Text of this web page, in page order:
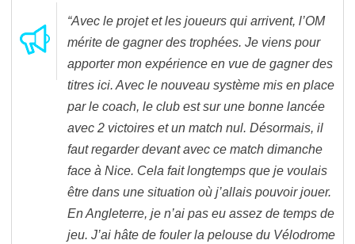
“Avec le projet et les joueurs qui arrivent, l’OM
mérite de gagner des trophées. Je viens pour
apporter mon expérience en vue de gagner des
titres ici. Avec le nouveau système mis en place
par le coach, le club est sur une bonne lancée
avec 2 victoires et un match nul. Désormais, il
faut regarder devant avec ce match dimanche
face à Nice. Cela fait longtemps que je voulais
être dans une situation où j’allais pouvoir jouer.
En Angleterre, je n’ai pas eu assez de temps de
jeu. J’ai hâte de fouler la pelouse du Vélodrome